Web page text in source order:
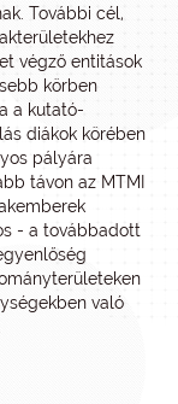
További cél,
végző entitások
körben
a kutató-
diákok körében
pályára
távon az MTMI
- a továbbadott
való